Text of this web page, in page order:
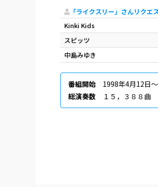
「ライクスリー」さんリクエ
Kinki Kids
スピッツ
中島みゆき
番組開始 1998年4月12日〜
総演奏数 １５，３８８曲